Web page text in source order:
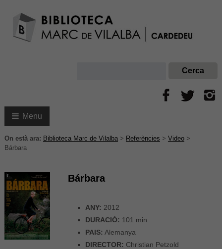
Menu
On està ara: Biblioteca Marc de Vilalba> Referències > Video>
Bárbara
Bárbara
ANY: 2012
DURACIÓ: 101 min
PAIS: Alemanya
DIRECTOR: Christian Petzold